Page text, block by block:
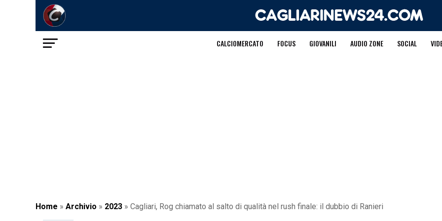
CALCIOMERCATO FOCUS GIOVANILI AUDIO ZONE SOCIAL
Home » Archivio » 2023 » Cagliari, Rog chiamato al salto di qualità nel rush finale: il dubbio di Ranieri